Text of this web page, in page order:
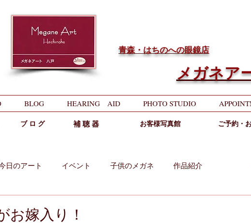
​青森・はちのへの眼鏡店
メガネア
BLOG HEARING AID PHOTO STUDIO
ブ ロ グ 補 聴 器 お客様写真館 ご予約・
日のアート イベント 子供のメガネ 作品紹介
お嫁入り！